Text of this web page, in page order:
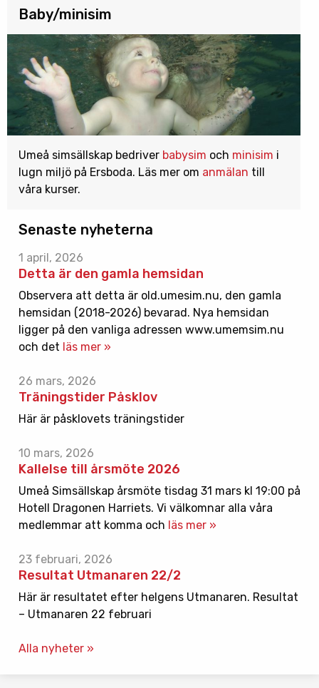
Baby/minisim
Umeå simsällskap bedriver babysim och minisim i
lugn miljö på Ersboda. Läs mer om anmälan till
våra kurser.
Senaste nyheterna
1 april, 2026
Detta är den gamla hemsidan
Observera att detta är old.umesim.nu, den gamla
hemsidan (2018-2026) bevarad. Nya hemsidan
ligger på den vanliga adressen www.umemsim.nu
och det läs mer »
26 mars, 2026
Träningstider Påsklov
Här är påsklovets träningstider
10 mars, 2026
Kallelse till årsmöte 2026
Umeå Simsällskap årsmöte tisdag 31 mars kl 19:00 på
Hotell Dragonen Harriets. Vi välkomnar alla våra
medlemmar att komma och läs mer »
23 februari, 2026
Resultat Utmanaren 22/2
Här är resultatet efter helgens Utmanaren. Resultat
– Utmanaren 22 februari
Alla nyheter »